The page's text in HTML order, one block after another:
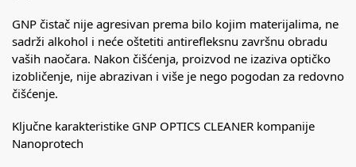
GNP čistač nije agresivan prema bilo kojim materijalima, ne
sadrži alkohol i neće oštetiti antirefleksnu završnu obradu
vaših naočara. Nakon čišćenja, proizvod ne izaziva optičko
izobličenje, nije abrazivan i više je nego pogodan za redovno
čišćenje.
Ključne karakteristike GNP OPTICS CLEANER kompanije
Nanoprotech